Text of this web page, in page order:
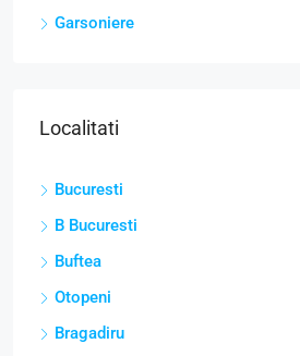
Garsoniere
Localitati
Bucuresti
B Bucuresti
Buftea
Otopeni
Bragadiru